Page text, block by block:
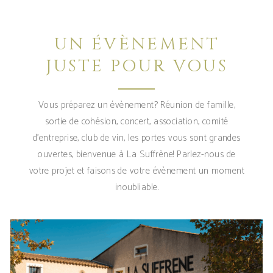
UN ÉVÈNEMENT
JUSTE POUR VOUS
Vous préparez un évènement? Réunion de famille,
sortie de cohésion, concert, association, comité
d'entreprise, club de vin, les portes vous sont grandes
ouvertes, bienvenue à La Suffrène! Parlez-nous de
votre projet et faisons de votre évènement un moment
inoubliable.